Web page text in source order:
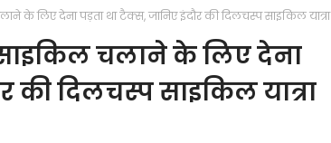
के लिए देना पड़ता था टैक्स, जानिए इंदौर की दिलचस्प साइकिल यात्रा
चलाने के लिए देना
की दिलचस्प साइकिल यात्रा